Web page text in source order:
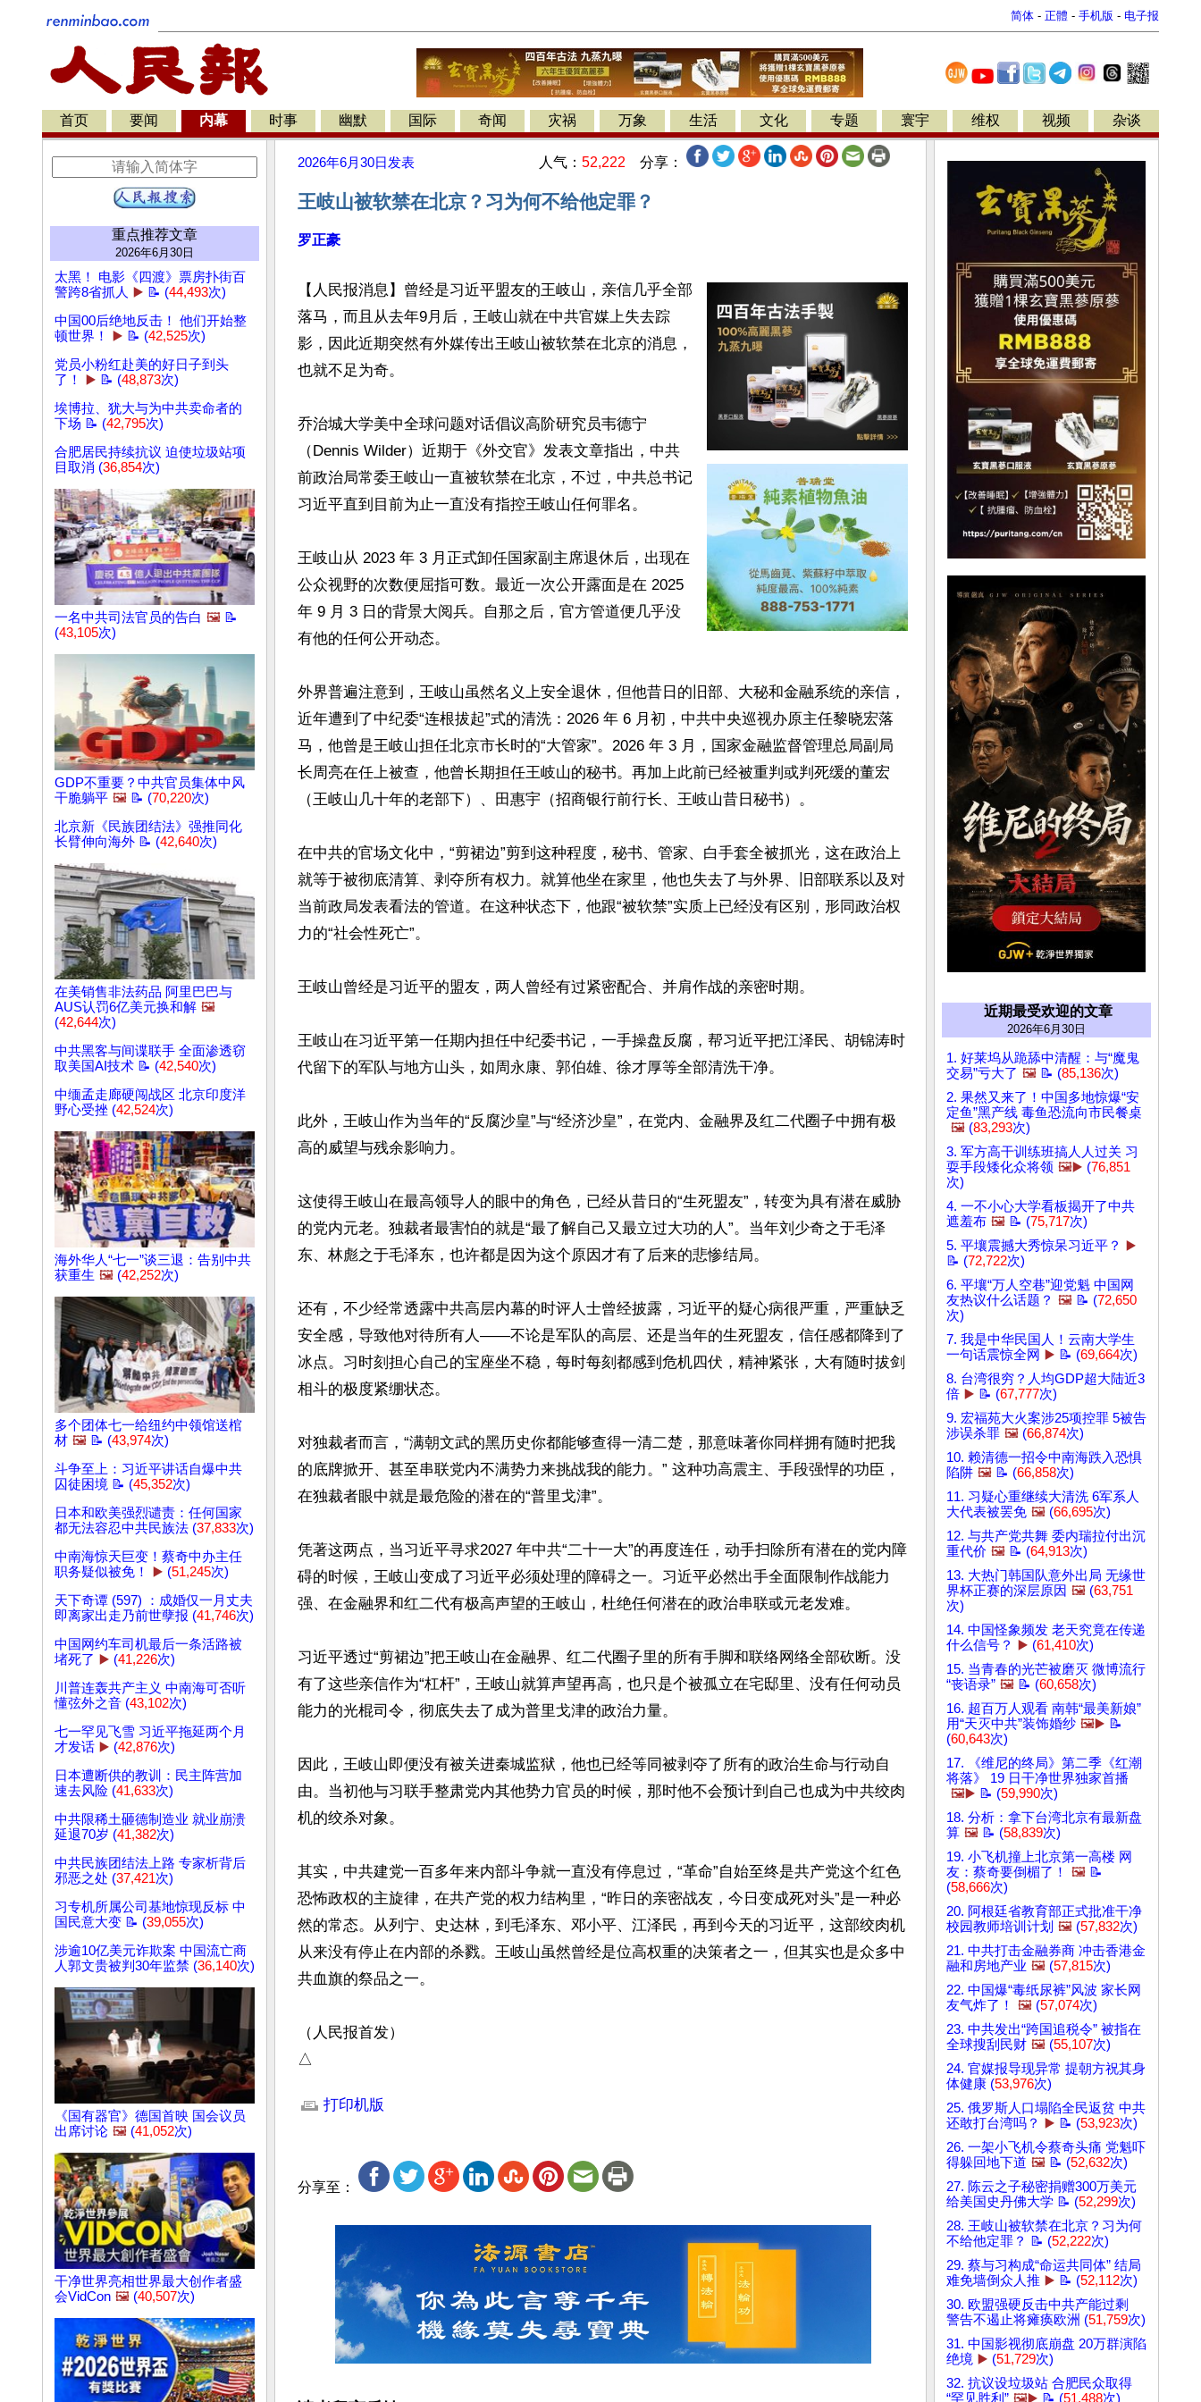
简体 - 正體 - 手机版 - 电子报
首页 要闻 内幕 时事 幽默 国际 奇闻 灾祸 万象 生活 文化 专题 寰宇 维权 视频 杂谈
重点推荐文章
2026年6月30日
太黑！ 电影《四渡》票房扑街百
警跨8省抓人 ▶️ 📝 (44,493次)
中国00后绝地反击！ 他们开始整
顿世界！
▶️ 📝 (42,525次)
党员小粉红赴美的好日子到头
了！
▶️ 📝 (48,873次)
埃博拉、犹大与为中共卖命者的
下场 📝 (42,795次)
合肥居民持续抗议 迫使垃圾站项
目取消 (36,854次)
一名中共司法官员的告白 🖼️ 📝
(43,105次)
GDP不重要？中共官员集体中风
干脆躺平 🖼️ 📝 (70,220次)
北京新《民族团结法》强推同化
长臂伸向海外 📝 (42,640次)
在美销售非法药品 阿里巴巴与
AUS认罚6亿美元换和解 🖼️
(42,644次)
中共黑客与间谍联手 全面渗透窃
取美国AI技术 📝 (42,540次)
中缅孟走廊硬闯战区 北京印度洋
野心受挫 (42,524次)
海外华人“七一”谈三退：告别中共
获重生 🖼️ (42,252次)
多个团体七一给纽约中领馆送棺
材 🖼️ 📝 (43,974次)
斗争至上：习近平讲话自爆中共
囚徒困境 📝 (45,352次)
日本和欧美强烈谴责：任何国家
都无法容忍中共民族法 (37,833次)
中南海惊天巨变！蔡奇中办主任
职务疑似被免！
▶️ (51,245次)
天下奇谭 (597) ：成婚仅一月丈夫
即离家出走乃前世孽报 (41,746次)
中国网约车司机最后一条活路被
堵死了 ▶️ (41,226次)
川普连轰共产主义 中南海可否听
懂弦外之音 (43,102次)
七一罕见飞雪 习近平拖延两个月
才发话 ▶️ (42,876次)
日本遭断供的教训：民主阵营加
速去风险 (41,633次)
中共限稀土砸德制造业 就业崩溃
延退70岁 (41,382次)
中共民族团结法上路 专家析背后
邪恶之处 (37,421次)
习专机所属公司基地惊现反标 中
国民意大变 📝 (39,055次)
涉逾10亿美元诈欺案 中国流亡商
人郭文贵被判30年监禁 (36,140次)
《国有器官》德国首映 国会议员
出席讨论 🖼️ (41,052次)
干净世界亮相世界最大创作者盛
会VidCon 🖼️ (40,507次)
2026年6月30日 发表 人气： 52,222 分享：
王岐山被软禁在北京？习为何不给他定罪？
罗正豪
【人民报消息】曾经是习近平盟友的王岐山，亲信几乎全部
落马，而且从去年9月后，王岐山就在中共官媒上失去踪
影，因此近期突然有外媒传出王岐山被软禁在北京的消息，
也就不足为奇。
乔治城大学美中全球问题对话倡议高阶研究员韦德宁
（Dennis Wilder）近期于《外交官》发表文章指出，中共
前政治局常委王岐山一直被软禁在北京，不过，中共总书记
习近平直到目前为止一直没有指控王岐山任何罪名。
王岐山从 2023 年 3 月正式卸任国家副主席退休后，出现在
公众视野的次数便屈指可数。最近一次公开露面是在 2025
年 9 月 3 日的背景大阅兵。自那之后，官方管道便几乎没
有他的任何公开动态。
外界普遍注意到，王岐山虽然名义上安全退休，但他昔日的旧部、大秘和金融系统的亲信，
近年遭到了中纪委“连根拔起”式的清洗：2026 年 6 月初，中共中央巡视办原主任黎晓宏落
马，他曾是王岐山担任北京市长时的“大管家”。2026 年 3 月，国家金融监督管理总局副局
长周亮在任上被查，他曾长期担任王岐山的秘书。再加上此前已经被重判或判死缓的董宏
（王岐山几十年的老部下）、田惠宇（招商银行前行长、王岐山昔日秘书）。
在中共的官场文化中，“剪裙边”剪到这种程度，秘书、管家、白手套全被抓光，这在政治上
就等于被彻底清算、剥夺所有权力。就算他坐在家里，他也失去了与外界、旧部联系以及对
当前政局发表看法的管道。在这种状态下，他跟“被软禁”实质上已经没有区别，形同政治权
力的“社会性死亡”。
王岐山曾经是习近平的盟友，两人曾经有过紧密配合、并肩作战的亲密时期。
王岐山在习近平第一任期内担任中纪委书记，一手操盘反腐，帮习近平把江泽民、胡锦涛时
代留下的军队与地方山头，如周永康、郭伯雄、徐才厚等全部清洗干净。
此外，王岐山作为当年的“反腐沙皇”与“经济沙皇”，在党内、金融界及红二代圈子中拥有极
高的威望与残余影响力。
这使得王岐山在最高领导人的眼中的角色，已经从昔日的“生死盟友”，转变为具有潜在威胁
的党内元老。独裁者最害怕的就是“最了解自己又最立过大功的人”。当年刘少奇之于毛泽
东、林彪之于毛泽东，也许都是因为这个原因才有了后来的悲惨结局。
还有，不少经常透露中共高层内幕的时评人士曾经披露，习近平的疑心病很严重，严重缺乏
安全感，导致他对待所有人——不论是军队的高层、还是当年的生死盟友，信任感都降到了
冰点。习时刻担心自己的宝座坐不稳，每时每刻都感到危机四伏，精神紧张，大有随时拔剑
相斗的极度紧绷状态。
对独裁者而言，“满朝文武的黑历史你都能够查得一清二楚，那意味著你同样拥有随时把我
的底牌掀开、甚至串联党内不满势力来挑战我的能力。” 这种功高震主、手段强悍的功臣，
在独裁者眼中就是最危险的潜在的“普里戈津”。
凭著这两点，当习近平寻求2027 年中共“二十一大”的再度连任，动手扫除所有潜在的党内障
碍的时候，王岐山变成了习近平必须处理的障碍之一。习近平必然出手全面限制作战能力
强、在金融界和红二代有极高声望的王岐山，杜绝任何潜在的政治串联或元老发难。
习近平透过“剪裙边”把王岐山在金融界、红二代圈子里的所有手脚和联络网络全部砍断。没
有了这些亲信作为“杠杆”，王岐山就算声望再高，也只是个被孤立在宅邸里、没有任何动员
能力的光棍司令，彻底失去了成为普里戈津的政治力量。
因此，王岐山即便没有被关进秦城监狱，他也已经等同被剥夺了所有的政治生命与行动自
由。当初他与习联手整肃党内其他势力官员的时候，那时他不会预计到自己也成为中共绞肉
机的绞杀对象。
其实，中共建党一百多年来内部斗争就一直没有停息过，“革命”自始至终是共产党这个红色
恐怖政权的主旋律，在共产党的权力结构里，“昨日的亲密战友，今日变成死对头”是一种必
然的常态。从列宁、史达林，到毛泽东、邓小平、江泽民，再到今天的习近平，这部绞肉机
从来没有停止在内部的杀戮。王岐山虽然曾经是位高权重的决策者之一，但其实也是众多中
共血旗的祭品之一。
（人民报首发）
△
打印机版
分享至：
近期最受欢迎的文章
2026年6月30日
1. 好莱坞从跪舔中清醒：与“魔鬼
交易”亏大了 🖼️ 📝 (85,136次)
2. 果然又来了！中国多地惊爆“安
定鱼”黑产线 毒鱼恐流向市民餐桌
🖼️ (83,293次)
3. 军方高干训练班搞人人过关 习
耍手段矮化众将领 🖼️▶️ (76,851
次)
4. 一不小心大学看板揭开了中共
遮羞布 🖼️ 📝 (75,717次)
5. 平壤震撼大秀惊呆习近平？
▶️
📝 (72,722次)
6. 平壤“万人空巷”迎党魁 中国网
友热议什么话题？ 🖼️ 📝 (72,650
次)
7. 我是中华民国人！云南大学生
一句话震惊全网 ▶️ 📝 (69,664次)
8. 台湾很穷？人均GDP超大陆近3
倍 ▶️ 📝 (67,777次)
9. 宏福苑大火案涉25项控罪 5被告
涉误杀罪 🖼️ (66,874次)
10. 赖清德一招令中南海跌入恐惧
陷阱 🖼️ 📝 (66,858次)
11. 习疑心重继续大清洗 6军系人
大代表被罢免 🖼️ (66,695次)
12. 与共产党共舞 委内瑞拉付出沉
重代价 🖼️ 📝 (64,913次)
13. 大热门韩国队意外出局 无缘世
界杯正赛的深层原因 🖼️ (63,751
次)
14. 中国怪象频发 老天究竟在传递
什么信号？
▶️ (61,410次)
15. 当青春的光芒被磨灭 微博流行
“丧语录” 🖼️ 📝 (60,658次)
16. 超百万人观看 南韩“最美新娘”
用“天灭中共”装饰婚纱 🖼️▶️ 📝
(60,643次)
17. 《维尼的终局》第二季《红潮
将落》 19 日干净世界独家首播
🖼️▶️ 📝 (59,990次)
18. 分析：拿下台湾北京有最新盘
算 🖼️ 📝 (58,839次)
19. 小飞机撞上北京第一高楼 网
友：蔡奇要倒楣了！
🖼️ 📝
(58,666次)
20. 阿根廷省教育部正式批准干净
校园教师培训计划 🖼️ (57,832次)
21. 中共打击金融券商 冲击香港金
融和房地产业 🖼️ (57,815次)
22. 中国爆“毒纸尿裤”风波 家长网
友气炸了！
🖼️ (57,074次)
23. 中共发出“跨国追税令” 被指在
全球搜刮民财 🖼️ (55,107次)
24. 官媒报导现异常 提朝方祝其身
体健康 (53,976次)
25. 俄罗斯人口塌陷全民返贫 中共
还敢打台湾吗？
▶️ 📝 (53,923次)
26. 一架小飞机令蔡奇头痛 党魁吓
得躲回地下道 🖼️ 📝 (52,632次)
27. 陈云之子秘密捐赠300万美元
给美国史丹佛大学 📝 (52,299次)
28. 王岐山被软禁在北京？习为何
不给他定罪？ 📝 (52,222次)
29. 蔡与习构成“命运共同体” 结局
难免墙倒众人推 ▶️ 📝 (52,112次)
30. 欧盟强硬反击中共产能过剩
警告不遏止将瘫痪欧洲 (51,759次)
31. 中国影视彻底崩盘 20万群演陷
绝境 ▶️ (51,729次)
32. 抗议设垃圾站 合肥民众取得
“罕见胜利” 🖼️▶️ 📝 (51,488次)